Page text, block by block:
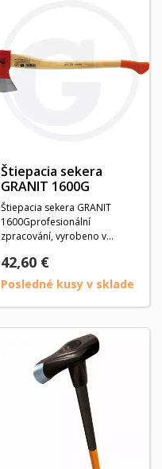
Štiepacia sekera
GRANIT 1600G
Štiepacia sekera GRANIT
1600Gprofesionální
zpracování, vyrobeno v
45,...
42,60 €
Posledné kusy v sklade